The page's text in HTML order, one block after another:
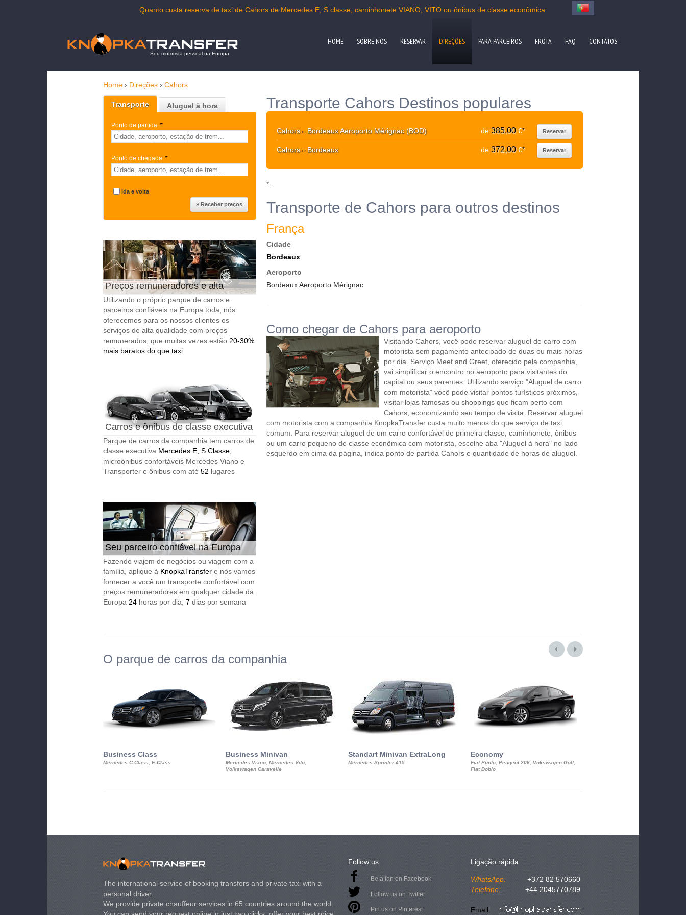
Quanto custa reserva de taxi de Cahors de Mercedes E, S classe, caminhonete VIANO, VITO ou ônibus de classe econômica.
Seu motorista pessoal na Europa
HOME SOBRE NÓS RESERVAR DIREÇÕES PARA PARCEIROS FROTA FAQ CONTATOS
Home › Direções › Cahors
Transporte Aluguel à hora
Ponto de partida: *
Ponto de chegada: *
ida e volta
Preços remuneradores e alta
qualidade
Utilizando o próprio parque de carros e
parceiros confiáveis na Europa toda, nós
oferecemos para os nossos clientes os
serviços de alta qualidade com preços
remunerados, que muitas vezes estão 20-30%
mais baratos do que taxi
Carros e ônibus de classe executiva
Parque de carros da companhia tem carros de
classe executiva Mercedes E, S Classe
microônibus confortáveis Mercedes Viano e
Transporter e ônibus com até 52 lugares
Seu parceiro confiável na Europa
24/7
Fazendo viajem de negócios ou viagem com a
família, aplique à KnopkaTransfer e nós vamos
fornecer a você um transporte confortável com
preços remuneradores em qualquer cidade da
Europa 24 horas por dia, 7 dias por semana
Transporte Cahors Destinos populares
Cahors↔ Bordeaux Aeroporto Mérignac (BOD) de 385,00€* Reservar
Cahors↔ Bordeaux de 372,00€* Reservar
* -
Transporte de Cahors para outros destinos
França
Cidade
Bordeaux
Aeroporto
Bordeaux Aeroporto Mérignac
Como chegar de Cahors para aeroporto
Visitando Cahors, você pode reservar aluguel de carro com
motorista sem pagamento antecipado de duas ou mais horas
por dia. Serviço Meet and Greet, oferecido pela companhia,
vai simplificar o encontro no aeroporto para visitantes do
capital ou seus parentes. Utilizando serviço "Aluguel de carro
com motorista" você pode visitar pontos turísticos próximos,
visitar lojas famosas ou shoppings que ficam perto com
Cahors, economizando seu tempo de visita. Reservar aluguel
com motorista com a companhia KnopkaTransfer custa muito menos do que serviço de taxi
comum. Para reservar aluguel de um carro confortável de primeira classe, caminhonete, ônibus
ou um carro pequeno de classe econômica com motorista, escolhe aba "Aluguel à hora" no lado
esquerdo em cima da página, indica ponto de partida Cahors e quantidade de horas de aluguel.
O parque de carros da companhia
Business Class
Mercedes C-Class, E-Class
Business Minivan
Mercedes Viano, Mercedes Vito,
Volkswagen Caravelle
Standart Minivan ExtraLong
Mercedes Sprinter 415
Economy
Fiat Punto, Peugeot 206, Vokswagen Golf,
Fiat Doblo
The international service of booking transfers and private taxi with a
personal driver.
We provide private chauffeur services in 65 countries around the world.
Follow us
Be a fan on Facebook
Follow us on Twitter
Pin us on Pinterest
Ligação rápida
WhatsApp:
+372 82 570660
Telefone:
+44 2045770789
Email: